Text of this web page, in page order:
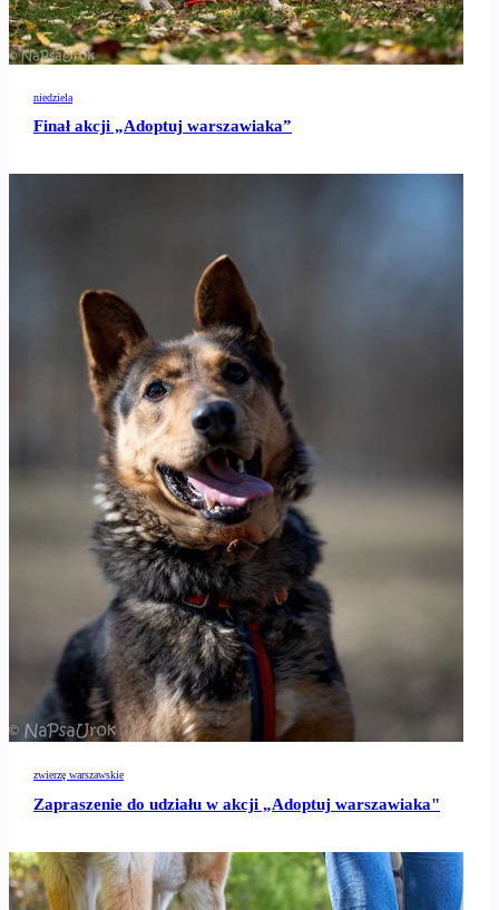
niedziela
Finał akcji „Adoptuj warszawiaka”
zwierzę warszawskie
Zapraszenie do udziału w akcji „Adoptuj warszawiaka"